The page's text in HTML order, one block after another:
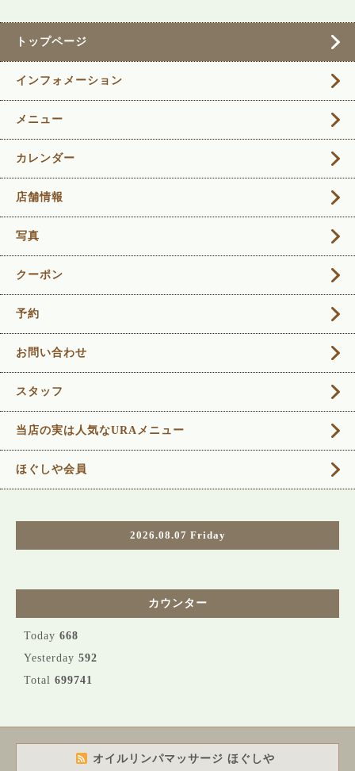
トップページ
インフォメーション
メニュー
カレンダー
店舗情報
写真
クーポン
予約
お問い合わせ
スタッフ
当店の実は人気なURAメニュー
ほぐしや会員
2026.08.07 Friday
カウンター
Today 668
Yesterday 592
Total 699741
オイルリンパマッサージ ほぐしや